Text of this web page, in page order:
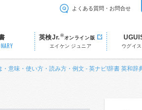
よくある質問・お問合せ
英検Jr.®オンライン版
エイケン ジュニア
ウグイ
・意味・使い方・読み方・例文 - 英ナビ!辞書 英和辞